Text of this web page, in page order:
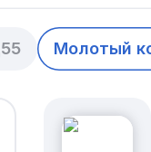
55 Молотый